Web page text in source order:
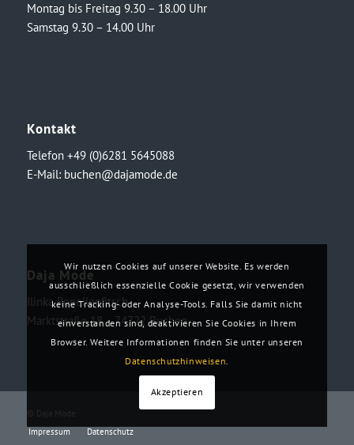
Montag bis Freitag 9.30 – 18.00 Uhr
Samstag 9.30 – 14.00 Uhr
Kontakt
Telefon +49 (0)6281 5645088
E-Mail: buchen@dajamode.de
Daja Mode
Ilinka Ronellenfitsch
Marktstraße 18・74722 Buchen
© Daja Mode
Impressum
Datenschutz
Wir nutzen Cookies auf unserer Website. Es werden
ausschließlich essenzielle Cookie gesetzt, wir verwenden
keine Tracking- oder Analyse-Tools. Falls Sie damit nicht
einverstanden sind, deaktivieren Sie Cookies in Ihrem
Browser. Weitere Informationen finden Sie unter unseren
Datenschutzhinweisen.
Akzeptieren